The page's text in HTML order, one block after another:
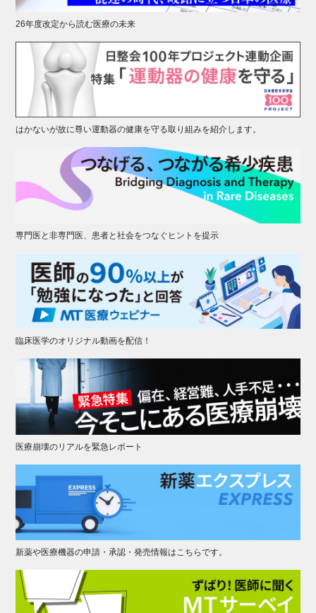
26年度改定から読む医療の未来
はかないが故に尊い運動器の健康を守る取り組みを紹介します。
専門医と非専門医、患者と社会をつなぐヒントを提示
臨床医学のオリジナル動画を配信！
医療崩壊のリアルを緊急レポート
新薬や医療機器の申請・承認・発売情報はこちらです。